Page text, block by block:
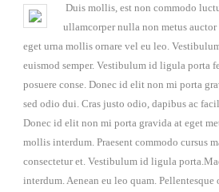
Duis mollis, est non commodo
ullamcorper nulla non metus
eget urna mollis ornare vel eu leo.
euismod semper. Vestibulum id ligula porta
posuere conse. Donec id elit non mi porta
sed odio dui. Cras justo odio, dapibus ac
Donec id elit non mi porta gravida at eget
mollis interdum. Praesent commodo cursus
consectetur et. Vestibulum id ligula
interdum. Aenean eu leo quam. Pellentesque